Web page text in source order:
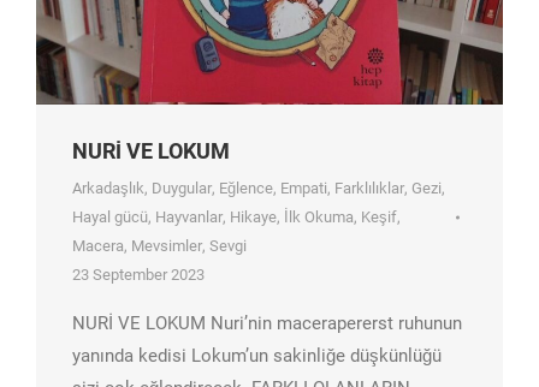
NURİ VE LOKUM
Arkadaşlık, Duygular, Eğlence, Empati, Farklılıklar, Gezi,
Hayal gücü, Hayvanlar, Hikaye, İlk Okuma, Keşif,
Macera, Mevsimler, Sevgi
23 September 2023
NURİ VE LOKUM Nuri’nin macerapererst ruhunun
yanında kedisi Lokum’un sakinliğe düşkünlüğü